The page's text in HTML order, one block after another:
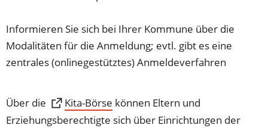
Informieren Sie sich bei Ihrer Kommune über die
Modalitäten für die Anmeldung; evtl. gibt es eine
zentrales (onlinegestütztes) Anmeldeverfahren
Über die Kita-Börse
(Öffnet
in
können Eltern und
Erziehungsberechtigte sich über Einrichtungen der